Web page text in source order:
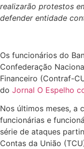
realizarão protestos
defender entidade
Os funcionários do
Confederação
Financeiro (Contraf-
do Jornal O Espelho
Nos últimos meses, a
funcionárias e
série de ataques
Contas da União